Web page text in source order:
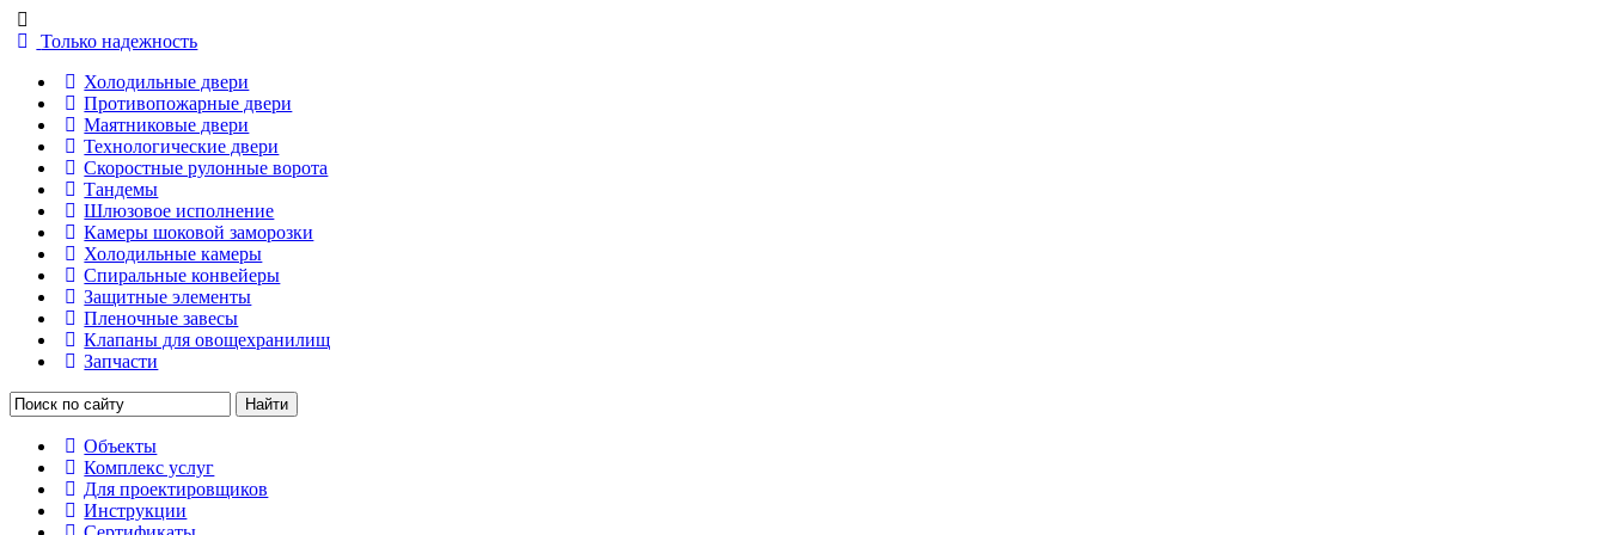
Только надежность
Холодильные двери
Противопожарные двери
Маятниковые двери
Технологические двери
Скоростные рулонные ворота
Тандемы
Шлюзовое исполнение
Камеры шоковой заморозки
Холодильные камеры
Спиральные конвейеры
Защитные элементы
Пленочные завесы
Клапаны для овощехранилищ
Запчасти
Объекты
Комплекс услуг
Для проектировщиков
Инструкции